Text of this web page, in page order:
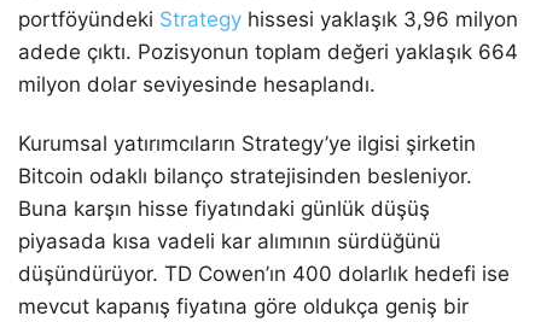
portföyündeki Strategy hissesi yaklaşık 3,96 milyon
adede çıktı. Pozisyonun toplam değeri yaklaşık 664
milyon dolar seviyesinde hesaplandı.
Kurumsal yatırımcıların Strategy’ye ilgisi şirketin
Bitcoin odaklı bilanço stratejisinden besleniyor.
Buna karşın hisse fiyatındaki günlük düşüş
piyasada kısa vadeli kar alımının sürdüğünü
düşündürüyor. TD Cowen’ın 400 dolarlık hedefi ise
mevcut kapanış fiyatına göre oldukça geniş bir